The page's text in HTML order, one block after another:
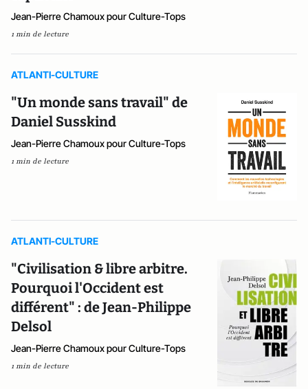
Jean-Pierre Chamoux pour Culture-Tops
1 min de lecture
ATLANTI-CULTURE
"Un monde sans travail" de
Daniel Susskind
Jean-Pierre Chamoux pour Culture-Tops
1 min de lecture
ATLANTI-CULTURE
"Civilisation & libre arbitre.
Pourquoi l'Occident est
différent" : de Jean-Philippe
Delsol
Jean-Pierre Chamoux pour Culture-Tops
1 min de lecture